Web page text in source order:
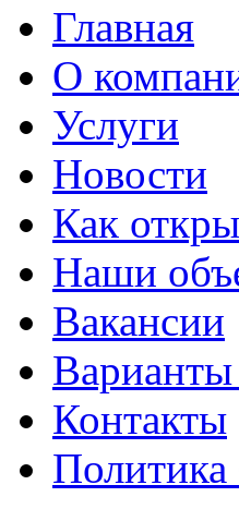
Главная
О
Услуги
Новости
Как
Наши
Вакансии
Контакты
Политика